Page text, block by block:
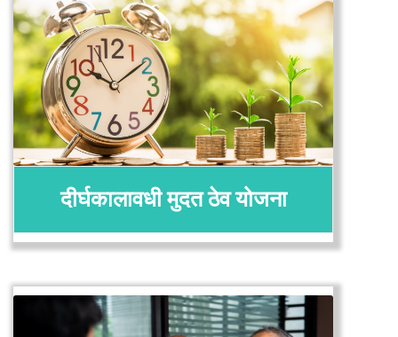
अर्ज करा तपशील
दीर्घकालावधी मुदत ठेव योजना